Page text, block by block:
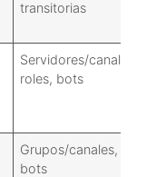
transitorias
Servidores/canales,
roles, bots
Grupos/canales,
bots